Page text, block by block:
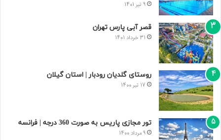
9 تیر 1401
قصر آبی پارس تهران
31 خرداد 1401
روستای گلدیان رودبار | استان گیلان
17 تیر 1400
تور مجازی پاریس به صورت 360 درجه | فرانسه
9 مرداد 1400